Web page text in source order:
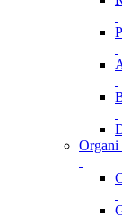
Organi